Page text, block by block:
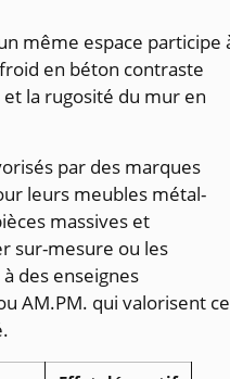
même espace participe
en béton contraste
la rugosité du mur en
par des marques
leurs meubles métal-
massives et
sur-mesure ou les
des enseignes
AM.PM. qui valorisent ce